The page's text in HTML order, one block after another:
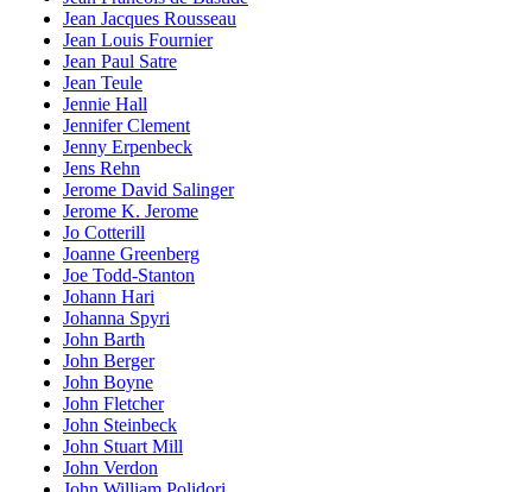
Jean Jacques Rousseau
Jean Louis Fournier
Jean Paul Satre
Jean Teule
Jennie Hall
Jennifer Clement
Jenny Erpenbeck
Jens Rehn
Jerome David Salinger
Jerome K. Jerome
Jo Cotterill
Joanne Greenberg
Joe Todd-Stanton
Johann Hari
Johanna Spyri
John Barth
John Berger
John Boyne
John Fletcher
John Steinbeck
John Stuart Mill
John Verdon